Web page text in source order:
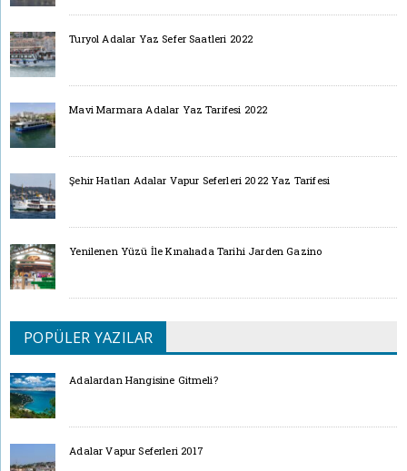
Turyol Adalar Yaz Sefer Saatleri 2022
Mavi Marmara Adalar Yaz Tarifesi 2022
Şehir Hatları Adalar Vapur Seferleri 2022 Yaz Tarifesi
Yenilenen Yüzü İle Kınalıada Tarihi Jarden Gazino
POPÜLER YAZILAR
Adalardan Hangisine Gitmeli?
Adalar Vapur Seferleri 2017